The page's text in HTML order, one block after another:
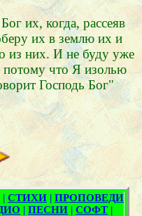
их, когда, рассеяв
их в землю их и
из них. И не буду уже
потому что Я изолью
Господь Бог"